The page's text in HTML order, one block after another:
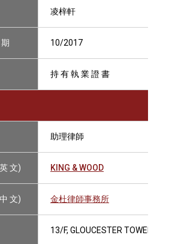
凌梓軒
10/2017
持 有 執 業 證 書
助理律師
文) KING & WOOD
文) 金杜律師事務所
13/F, GLOUCESTER TOWER,